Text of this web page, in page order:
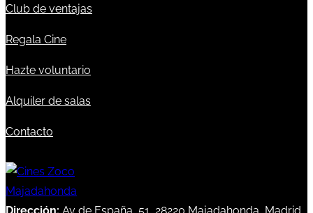
Club de ventajas
Regala Cine
Hazte voluntario
Alquiler de salas
Contacto
Dirección: Av de España, 51, 28220 Majadahonda, Madrid